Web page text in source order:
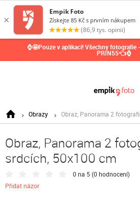
⌚🤩Pouze v aplikaci! Všechny fotografie
PRIN55👈⌚
Obrazy Obraz, Panorama 2
Obraz, Panorama 2
srdcích, 50x100 cm
0 na 5 (0 hodnocení)
Přidat názor